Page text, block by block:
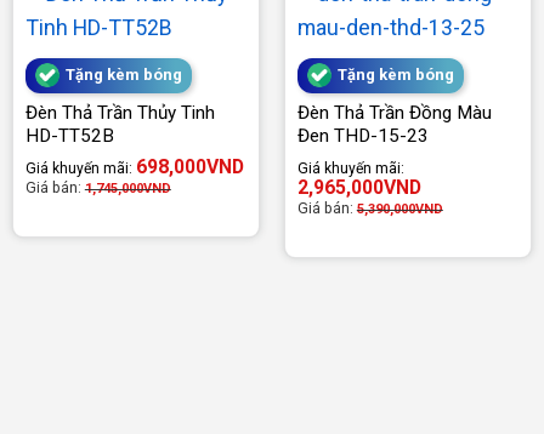
Tặng kèm bóng
Đèn Thả Trần Thủy Tinh
HD-TT52B
Giá khuyến mãi: 698,000VND
Giá bán:1,745,000VND
Tặng kèm bóng
Đèn Thả Trần Đồng Màu
Đen THD-15-23
Giá khuyến mãi:
2,965,000VND
Giá bán:5,390,000VND